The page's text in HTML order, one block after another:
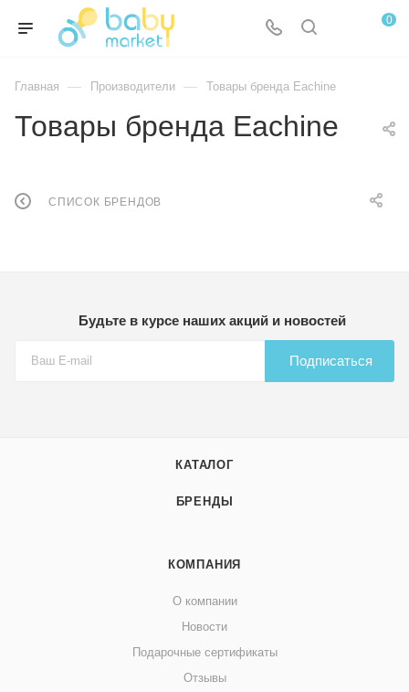
0
Главная — Производители — Товары бренда Eachine
Товары бренда Eachine
СПИСОК БРЕНДОВ
Будьте в курсе наших акций и новостей
Подписаться
КАТАЛОГ
БРЕНДЫ
КОМПАНИЯ
О компании
Новости
Подарочные сертификаты
Отзывы